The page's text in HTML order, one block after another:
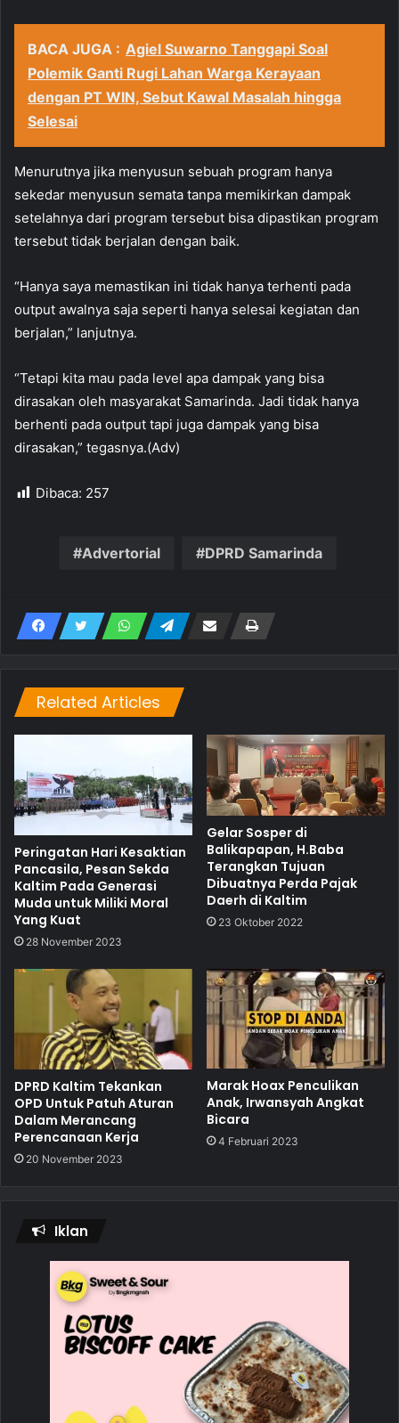
BACA JUGA : Agiel Suwarno Tanggapi Soal
Polemik Ganti Rugi Lahan Warga Kerayaan
dengan PT WIN, Sebut Kawal Masalah hingga
Selesai
Menurutnya jika menyusun sebuah program hanya
sekedar menyusun semata tanpa memikirkan dampak
setelahnya dari program tersebut bisa dipastikan program
tersebut tidak berjalan dengan baik.
“Hanya saya memastikan ini tidak hanya terhenti pada
output awalnya saja seperti hanya selesai kegiatan dan
berjalan,” lanjutnya.
“Tetapi kita mau pada level apa dampak yang bisa
dirasakan oleh masyarakat Samarinda. Jadi tidak hanya
berhenti pada output tapi juga dampak yang bisa
dirasakan,” tegasnya.(Adv)
Dibaca: 257
Advertorial DPRD Samarinda
Related Articles
Peringatan Hari Kesaktian
Pancasila, Pesan Sekda
Kaltim Pada Generasi
Muda untuk Miliki Moral
Yang Kuat
28 November 2023
Gelar Sosper di
Balikapapan, H.Baba
Terangkan Tujuan
Dibuatnya Perda Pajak
Daerh di Kaltim
23 Oktober 2022
DPRD Kaltim Tekankan
OPD Untuk Patuh Aturan
Dalam Merancang
Perencanaan Kerja
20 November 2023
Marak Hoax Penculikan
Anak, Irwansyah Angkat
Bicara
4 Februari 2023
Iklan